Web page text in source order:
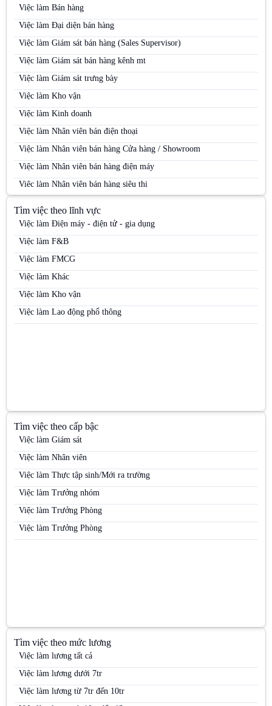
Việc làm Bán hàng
Việc làm Đại diện bán hàng
Việc làm Giám sát bán hàng (Sales Supervisor)
Việc làm Giám sát bán hàng kênh mt
Việc làm Giám sát trưng bày
Việc làm Kho vận
Việc làm Kinh doanh
Việc làm Nhân viên bán điện thoại
Việc làm Nhân viên bán hàng Cửa hàng / Showroom
Việc làm Nhân viên bán hàng điện máy
Việc làm Nhân viên bán hàng siêu thị
Việc làm Nhân viên bán hàng trung tâm thương mại
Việc làm Nhân viên kinh doanh
Việc làm Nhân viên kinh doanh điện máy
Việc làm Nhân viên kinh doanh hàng tiêu dùng
Việc làm Nhân viên kinh doanh kênh MT
Việc làm Nhân viên kinh doanh mỹ phẩm
Việc làm Nhân viên kinh doanh thị trường
Việc làm Nhân viên tiếp thị
Việc làm Nhân viên trưng bày
Việc làm Nhân viên Trưng bày
Việc làm Nhân viên tư vấn bán hàng / Tư vấn viên
Việc làm Nhân viên tư vấn bán hàng ngành Dược / OTC / ETC
Việc làm Nhân viên văn phòng
Việc làm PG
Việc làm PG / PB Bán hàng
Việc làm Trưng bày
Việc làm Trưởng nhóm kinh doanh (Sales Team Leader)
Việc làm Trưởng nhóm PG
Việc làm Việc làm kho vận
Việc làm Việc làm sinh viên
Tìm việc theo lĩnh vực
Việc làm Điện máy - điện tử - gia dụng
Việc làm F&B
Việc làm FMCG
Việc làm Khác
Việc làm Kho vận
Việc làm Lao động phổ thông
Tìm việc theo cấp bậc
Việc làm Giám sát
Việc làm Nhân viên
Việc làm Thực tập sinh/Mới ra trường
Việc làm Trưởng nhóm
Việc làm Trưởng Phòng
Việc làm Trưởng Phòng
Tìm việc theo mức lương
Việc làm lương tất cả
Việc làm lương dưới 7tr
Việc làm lương từ 7tr đến 10tr